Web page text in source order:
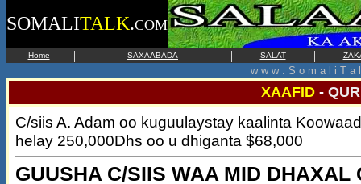
SOMALITALK.COM
Home | SAXAABADA | SALAT |
w w w . S o m a l i T a
XAAFID -
C/siis A. Adam oo kuguulaystay kaalinta
helay 250,000Dhs oo u dhiganta $68,000
GUUSHA C/SIIS WAA MID DHAXAL